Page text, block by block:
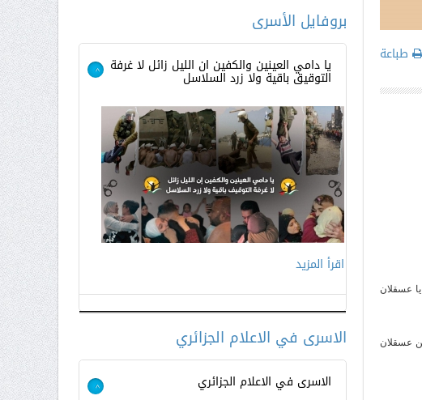
طباعة
عسقلان
مرسومًا عسكريًا بافتتاح سجن عسقلان
اقرأ المزيد
بروفايل الأسرى
يا دامي العينين والكفين ان الليل زائل لا غرفة
التوقيق باقية ولا زرد السلاسل >
اقرأ المزيد
الاسرى في الاعلام الجزائري
الاسرى في الاعلام الجزائري >